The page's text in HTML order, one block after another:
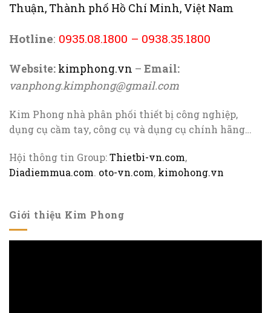
Thuận, Thành phố Hồ Chí Minh, Việt Nam
Hotline: 0935.08.1800 – 0938.35.1800
Website: kimphong.vn – Email:
vanphong.kimphong@gmail.com
Kim Phong nhà phân phối thiết bị công nghiệp,
dụng cụ cầm tay, công cụ và dụng cụ chính hãng…
Hội thông tin Group:Thietbi-vn.com,
Diadiemmua.com. oto-vn.com, kimohong.vn
Giới thiệu Kim Phong